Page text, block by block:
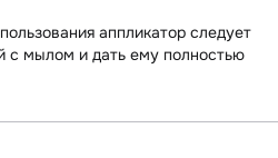
аппликатор следует
с мылом и дать ему полностью